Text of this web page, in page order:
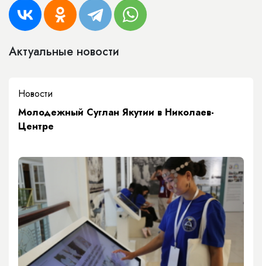
Актуальные новости
Новости
Молодежный Суглан Якутии в Николаев-
Центре